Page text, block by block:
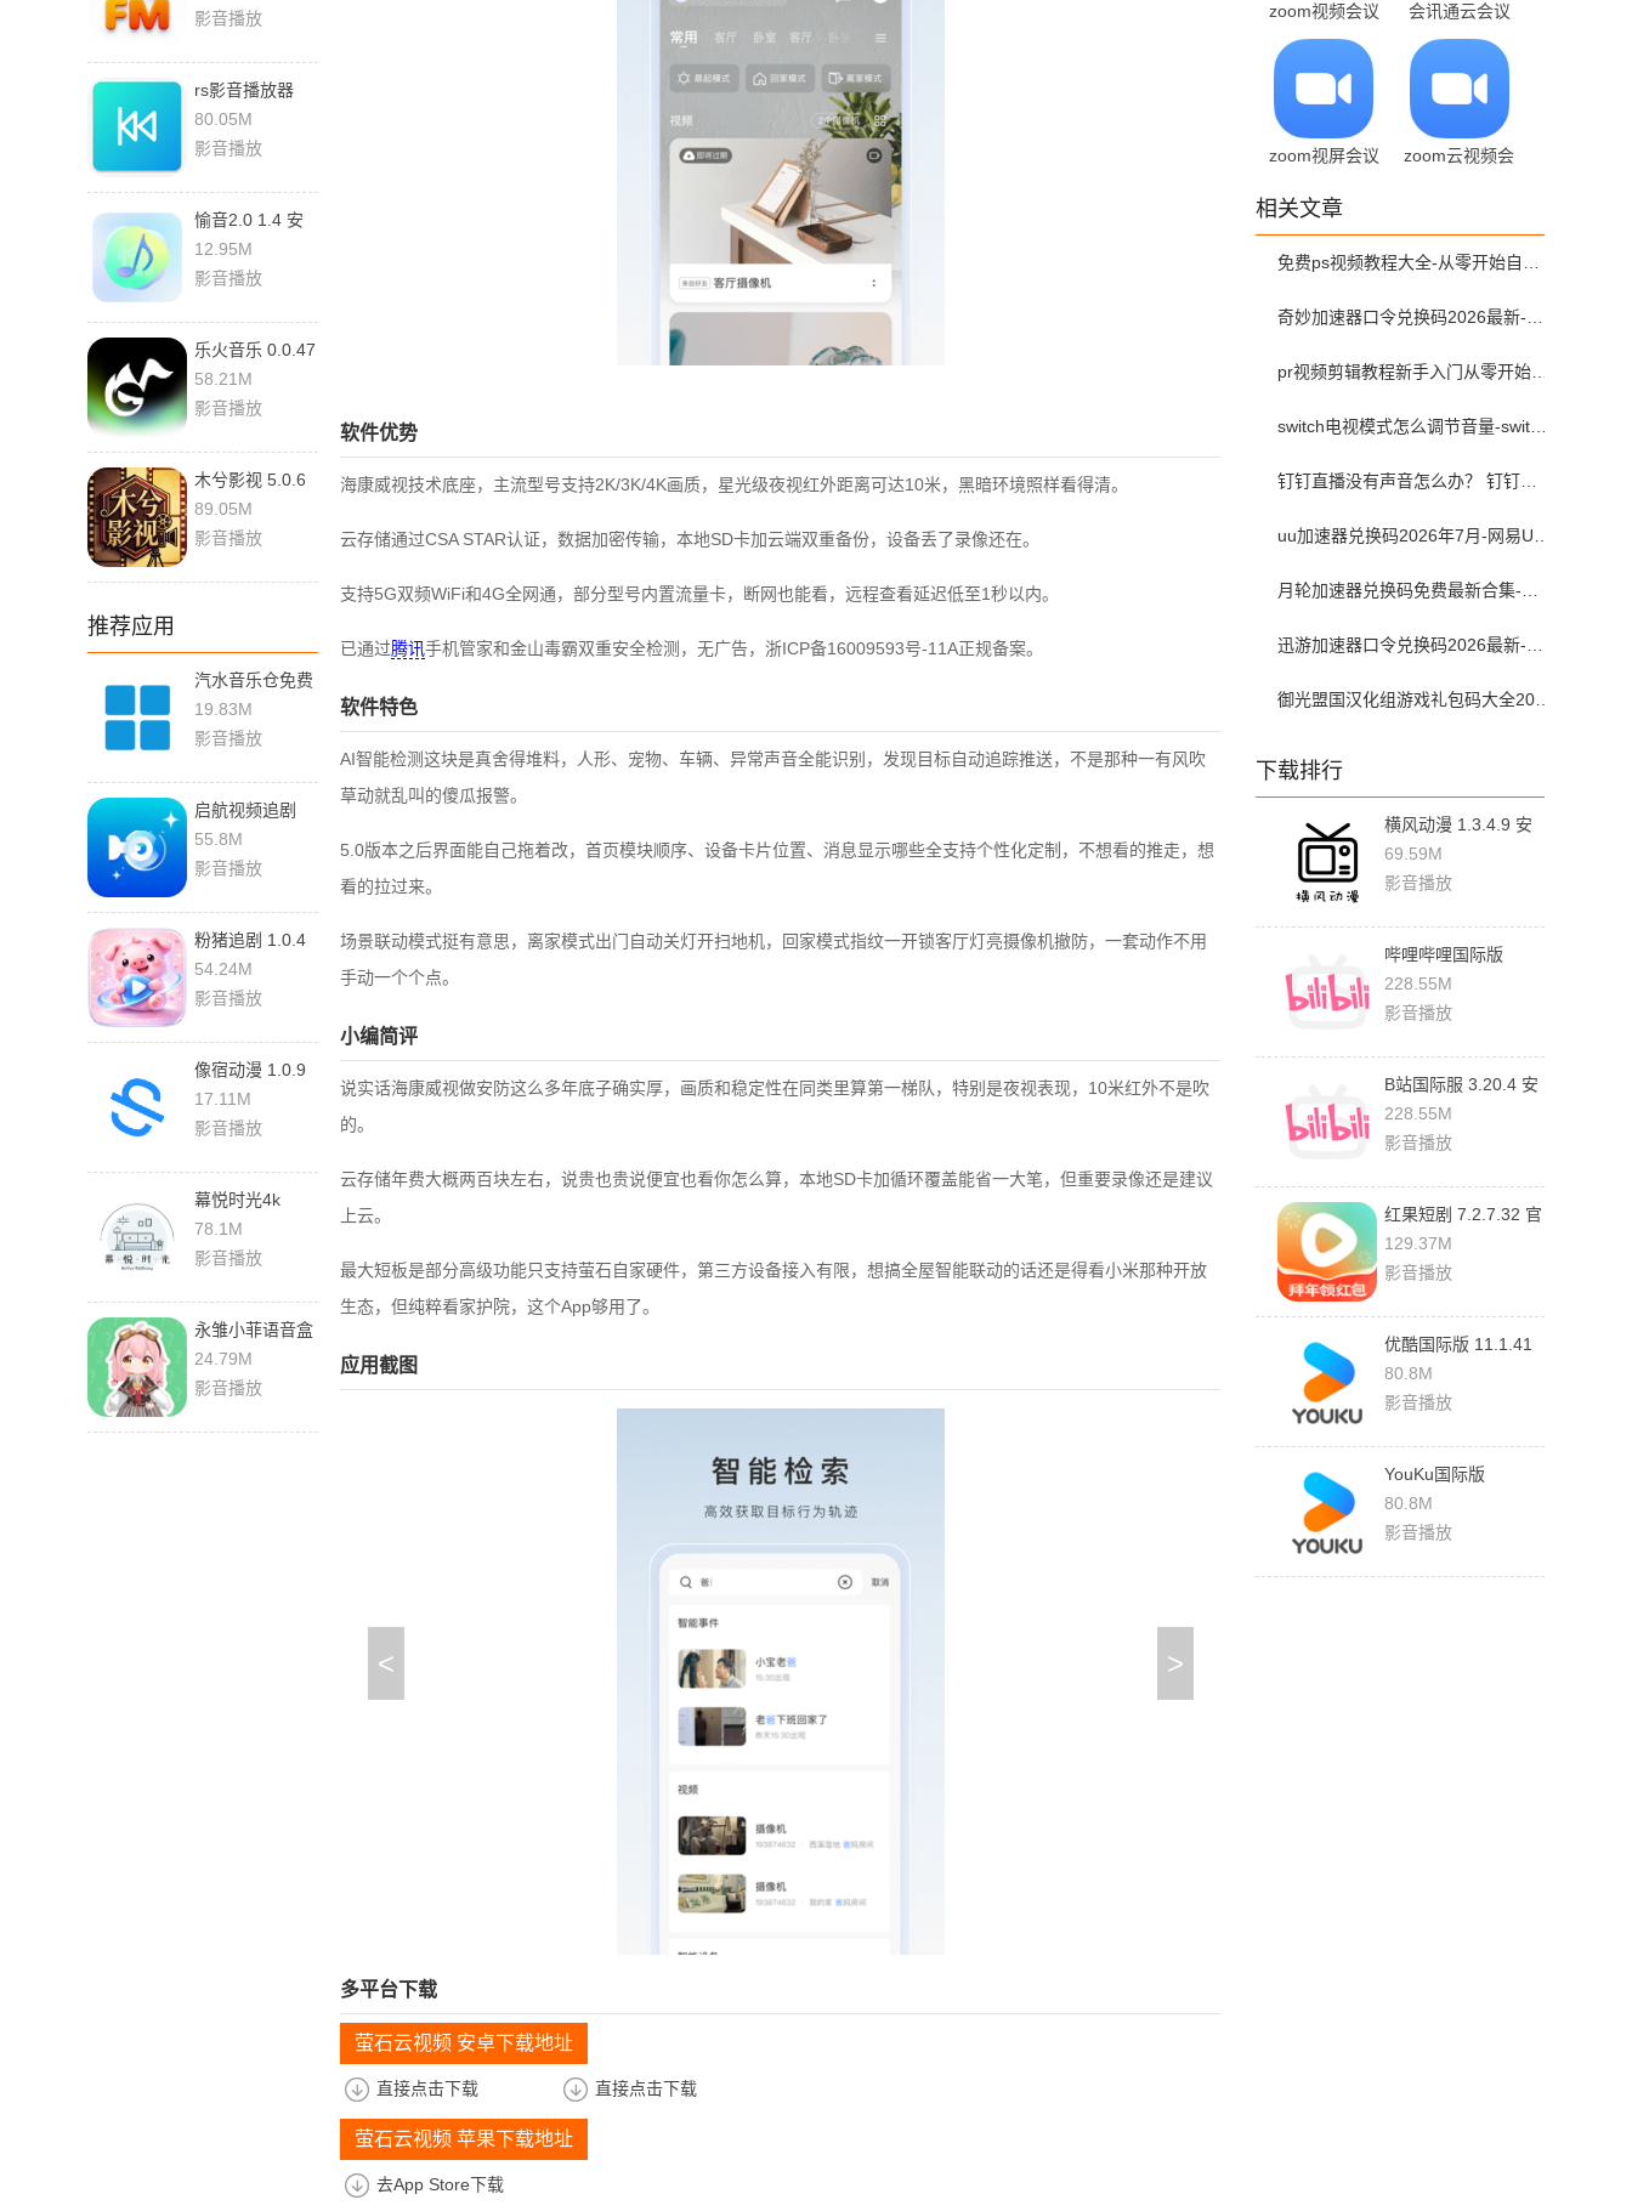
影音播放
rs影音播放器
1.0.3 安卓版
80.05M
影音播放
愉音2.0 1.4 安
卓版
12.95M
影音播放
乐火音乐 0.0.47
安卓版
58.21M
影音播放
木兮影视 5.0.6
手机版
89.05M
影音播放
推荐应用
汽水音乐仓免费
听歌 2.1.7 手机
版
19.83M
影音播放
启航视频追剧
1.1.0 手机版
55.8M
影音播放
粉猪追剧 1.0.4
最新版
54.24M
影音播放
像宿动漫 1.0.9
手机版
17.11M
影音播放
幕悦时光4k
0.2.8 手机版
78.1M
影音播放
永雏小菲语音盒
1.0 手机版
24.79M
影音播放
软件优势
海康威视技术底座，主流型号支持2K/3K/4K画质，星光级夜视红外距离可达10米，黑暗环境照样看得清。
云存储通过CSA STAR认证，数据加密传输，本地SD卡加云端双重备份，设备丢了录像还在。
支持5G双频WiFi和4G全网通，部分型号内置流量卡，断网也能看，远程查看延迟低至1秒以内。
已通过腾讯手机管家和金山毒霸双重安全检测，无广告，浙ICP备16009593号-11A正规备案。
软件特色
AI智能检测这块是真舍得堆料，人形、宠物、车辆、异常声音全能识别，发现目标自动追踪推送，不是那种一有风吹
草动就乱叫的傻瓜报警。
5.0版本之后界面能自己拖着改，首页模块顺序、设备卡片位置、消息显示哪些全支持个性化定制，不想看的推走，想
看的拉过来。
场景联动模式挺有意思，离家模式出门自动关灯开扫地机，回家模式指纹一开锁客厅灯亮摄像机撤防，一套动作不用
手动一个个点。
小编简评
说实话海康威视做安防这么多年底子确实厚，画质和稳定性在同类里算第一梯队，特别是夜视表现，10米红外不是吹
的。
云存储年费大概两百块左右，说贵也贵说便宜也看你怎么算，本地SD卡加循环覆盖能省一大笔，但重要录像还是建议
上云。
最大短板是部分高级功能只支持萤石自家硬件，第三方设备接入有限，想搞全屋智能联动的话还是得看小米那种开放
生态，但纯粹看家护院，这个App够用了。
应用截图
< >
多平台下载
萤石云视频 安卓下载地址
直接点击下载 直接点击下载
萤石云视频 苹果下载地址
去App Store下载
zoom视频会议
5.17.1.18472
会讯通云会议
1.1.3 安卓版
zoom视屏会议
最新版
zoom云视频会
相关文章
下载排行
横风动漫 1.3.4.9 安
卓版
69.59M
影音播放
哔哩哔哩国际版
3.20.4 安卓版
228.55M
影音播放
B站国际服 3.20.4 安
卓版
228.55M
影音播放
红果短剧 7.2.7.32 官
方版
129.37M
影音播放
优酷国际版 11.1.41
安卓版
80.8M
影音播放
YouKu国际版
11.1.41 官方版
80.8M
影音播放